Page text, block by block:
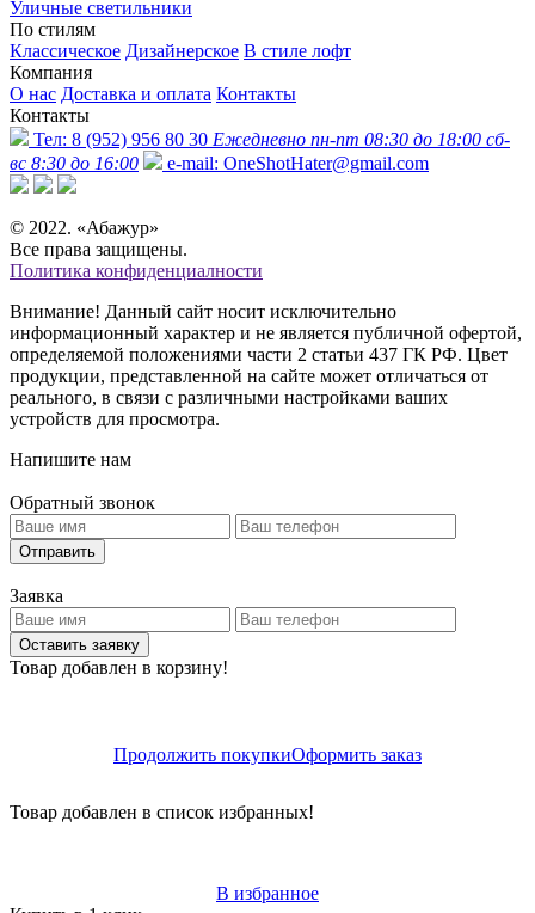
Уличные светильники
По стилям
Классическое Дизайнерское В стиле лофт
Компания
О нас Доставка и оплата Контакты
Контакты
Тел: 8 (952) 956 80 30 Ежедневно пн-пт 08:30 до 18:00 сб-
вс 8:30 до 16:00
e-mail: OneShotHater@gmail.com
© 2022. «Абажур»
Все права защищены.
Политика конфиденциалности
Внимание! Данный сайт носит исключительно
информационный характер и не является публичной офертой,
определяемой положениями части 2 статьи 437 ГК РФ. Цвет
продукции, представленной на сайте может отличаться от
реального, в связи с различными настройками ваших
устройств для просмотра.
Напишите нам
Обратный звонок
Отправить
Заявка
Оставить заявку
Товар добавлен в корзину!
Продолжить покупкиОформить заказ
Товар добавлен в список избранных!
В избранное